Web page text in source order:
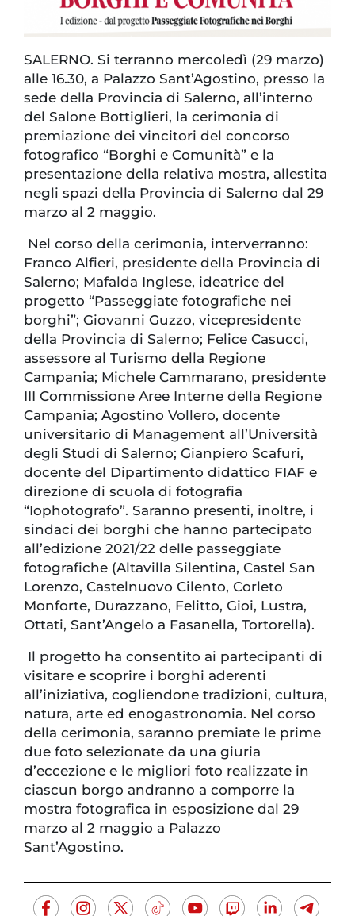
SALERNO. Si terranno mercoledì (29 marzo)
alle 16.30, a Palazzo Sant’Agostino, presso la
sede della Provincia di Salerno, all’interno
del Salone Bottiglieri, la cerimonia di
premiazione dei vincitori del concorso
fotografico “Borghi e Comunità” e la
presentazione della relativa mostra, allestita
negli spazi della Provincia di Salerno dal 29
marzo al 2 maggio.
Nel corso della cerimonia, interverranno:
Franco Alfieri, presidente della Provincia di
Salerno; Mafalda Inglese, ideatrice del
progetto “Passeggiate fotografiche nei
borghi”; Giovanni Guzzo, vicepresidente
della Provincia di Salerno; Felice Casucci,
assessore al Turismo della Regione
Campania; Michele Cammarano, presidente
III Commissione Aree Interne della Regione
Campania; Agostino Vollero, docente
universitario di Management all’Università
degli Studi di Salerno; Gianpiero Scafuri,
docente del Dipartimento didattico FIAF e
direzione di scuola di fotografia
“Iophotografo”. Saranno presenti, inoltre, i
sindaci dei borghi che hanno partecipato
all’edizione 2021/22 delle passeggiate
fotografiche (Altavilla Silentina, Castel San
Lorenzo, Castelnuovo Cilento, Corleto
Monforte, Durazzano, Felitto, Gioi, Lustra,
Ottati, Sant’Angelo a Fasanella, Tortorella).
Il progetto ha consentito ai partecipanti di
visitare e scoprire i borghi aderenti
all’iniziativa, cogliendone tradizioni, cultura,
natura, arte ed enogastronomia. Nel corso
della cerimonia, saranno premiate le prime
due foto selezionate da una giuria
d’eccezione e le migliori foto realizzate in
ciascun borgo andranno a comporre la
mostra fotografica in esposizione dal 29
marzo al 2 maggio a Palazzo
Sant’Agostino.